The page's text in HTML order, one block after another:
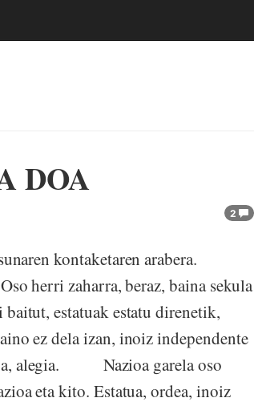
DOA
2
kontaketaren arabera.
herri zaharra, beraz, baina sekula
estatuak estatu direnetik,
ez dela izan, inoiz independente
alegia. Nazioa garela oso
eta kito. Estatua, ordea, inoiz